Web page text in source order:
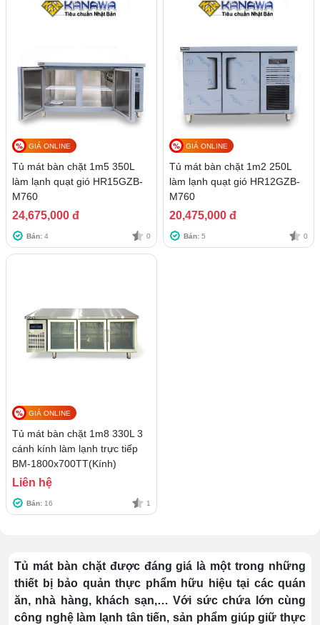
GIÁ ONLINE
Tủ mát bàn chặt 1m5 350L
làm lạnh quạt gió HR15GZB-
M760
24,675,000 đ
Bán: 4 0
GIÁ ONLINE
Tủ mát bàn chặt 1m2 250L
làm lạnh quạt gió HR12GZB-
M760
20,475,000 đ
Bán: 5 0
GIÁ ONLINE
Tủ mát bàn chặt 1m8 330L 3
cánh kính làm lạnh trực tiếp
BM-1800x700TT(Kính)
Liên hệ
Bán: 16 1
Tủ mát bàn chặt được đáng giá là một trong những
thiết bị bảo quản thực phẩm hữu hiệu tại các quán
ăn, nhà hàng, khách sạn,… Với sức chứa lớn cùng
công nghệ làm lạnh tân tiến, sản phẩm giúp giữ thực